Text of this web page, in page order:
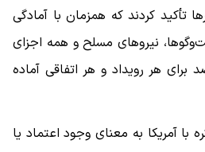
تأکید کردند که همزمان با آمادگی
نیروهای مسلح و همه اجزای
هر رویداد و هر اتفاقی آماده
با آمریکا به معنای وجود اعتماد یا